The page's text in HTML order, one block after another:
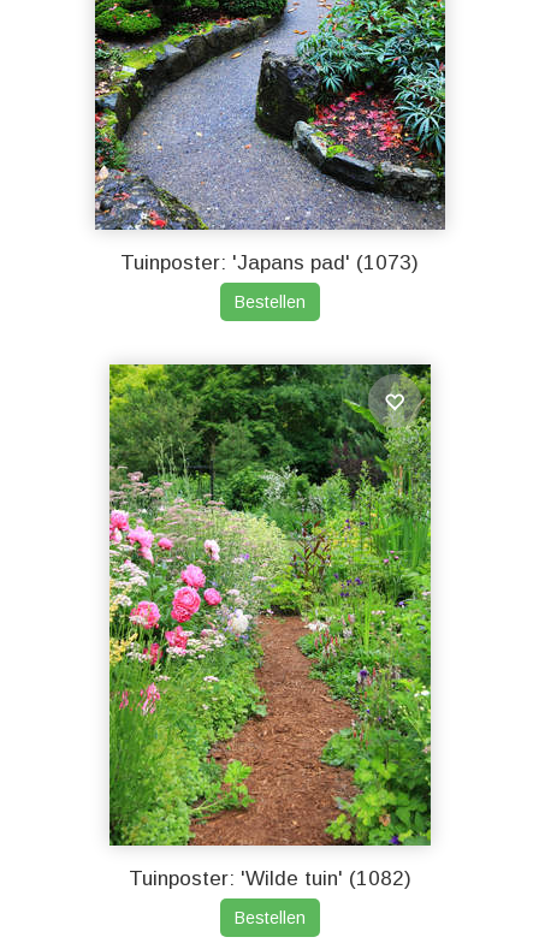
Tuinposter: 'Japans pad' (1073)
Bestellen
Tuinposter: 'Wilde tuin' (1082)
Bestellen